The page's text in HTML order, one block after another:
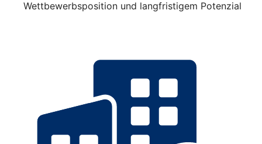
Wettbewerbsposition und langfristigem Potenzial